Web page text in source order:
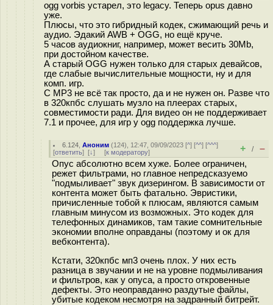
ogg vorbis устарел, это legacy. Теперь opus давно
уже.
Плюсы, что это гибридный кодек, сжимающий речь и
аудио. Эдакий AWB + OGG, но ещё круче.
5 часов аудиокниг, например, может весить 30Mb,
при достойном качестве.
А старый OGG нужен только для старых девайсов,
где слабые вычислительные мощности, ну и для
комп. игр.
С MP3 не всё так просто, да и не нужен он. Разве что
в 320кпбс слушать музло на плеерах старых,
совместимости ради. Для видео он не поддерживает
7.1 и прочее, для игр у ogg поддержка лучше.
6.124 ,Аноним (124), 12:47, 09/09/2023 [^] [^^] [^^^]
[ответить] [↓] [к модератору] + / –
Опус абсолютно всем хуже. Более ограничен,
режет фильтрами, но главное непредсказуемо
"подмыливает" звук дизерингом. В зависимости от
контента может быть фатально. Эвристики,
причисленные тобой к плюсам, являются самым
главным минусом из возможных. Это кодек для
телефонных динамиков, там такие сомнительные
экономии вполне оправданы (поэтому и ок для
вебконтента).
Кстати, 320кпбс мп3 очень плох. У них есть
разница в звучании и не на уровне подмыливания
и фильтров, как у опуса, а просто откровенные
дефекты. Это неоправданно раздутые файлы,
убитые кодеком несмотря на задранный битрейт.